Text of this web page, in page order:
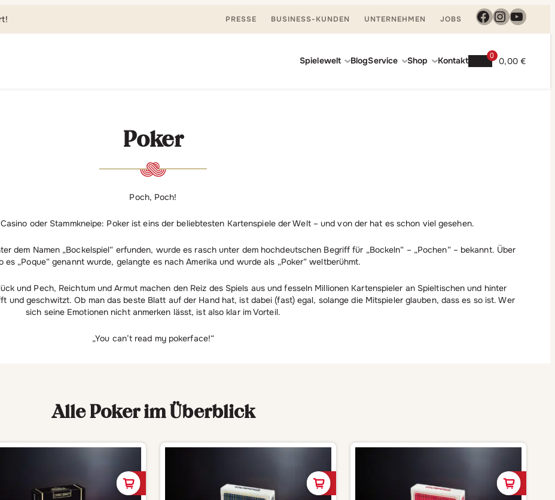
PRESSE BUSINESS-KUNDEN UNTERNEHMEN JOBS Facebook
Spielewelt BlogService Shop Kontakt 0
0,00 €
Poker
Poch, Poch!
oder Stammkneipe: Poker ist eins der beliebtesten Kartenspiele der Welt – und von der hat es schon viel gesehen.
dem Namen „Bockelspiel“ erfunden, wurde es rasch unter dem hochdeutschen Begriff für „Bockeln“ – „Pochen“ – bekannt. Über
es „Poque“ genannt wurde, gelangte es nach Amerika und wurde als „Poker“ weltberühmt.
und Pech, Reichtum und Armut machen den Reiz des Spiels aus und fesseln Millionen Kartenspieler an Spieltischen und hinter
und geschwitzt. Ob man das beste Blatt auf der Hand hat, ist dabei (fast) egal, solange die Mitspieler glauben, dass es so ist. Wer
sich seine Emotionen nicht anmerken lässt, ist also klar im Vorteil.
„You can’t read my pokerface!“
Alle Poker im Überblick
In den Warenkorb In den Warenkorb